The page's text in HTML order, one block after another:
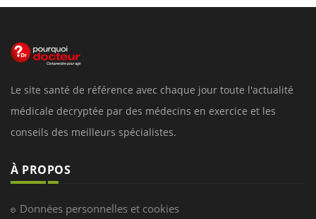
Le site santé de référence avec chaque jour toute l'actualité
médicale decryptée par des médecins en exercice et les
conseils des meilleurs spécialistes.
À PROPOS
Données personnelles et cookies